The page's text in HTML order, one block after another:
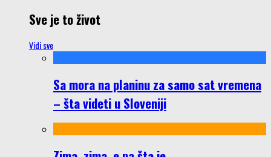
Sve je to život
Vidi sve
Sa mora na planinu za samo sat vremena
– šta videti u Sloveniji